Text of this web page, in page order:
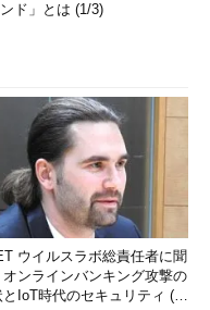
ド」とは (1/3)
ウイルスラボ総責任者に聞
オンラインバンキング攻撃の
とIoT時代のセキュリティ (1/